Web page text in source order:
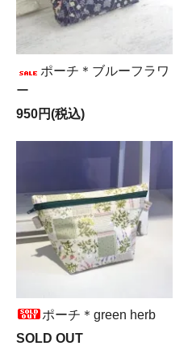
ポーチ＊ブルーフラワ
ー
950円(税込)
ポーチ＊green herb
SOLD OUT